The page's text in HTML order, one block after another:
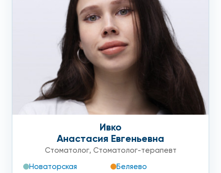
Ивко
Анастасия Евгеньевна
Стоматолог, Стоматолог-терапевт
Новаторская
Беляево